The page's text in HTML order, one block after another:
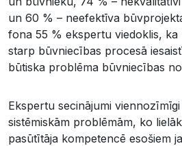
un 60 % – neefektīva
fona 55 % ekspertu viedoklis, ka
starp būvniecības procesā
būtiska problēma būvniecības
Ekspertu secinājumi
sistēmiskām problēmām, ko
pasūtītāja kompetencē esošiem